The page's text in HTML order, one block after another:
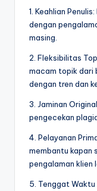
1. Keahlian
dengan
masing.
2. Fleksibilitas
macam topik dari
dengan tren dan
3. Jaminan
pengecekan
4. Pelayanan
membantu kapan
pengalaman klien
5. Tenggat